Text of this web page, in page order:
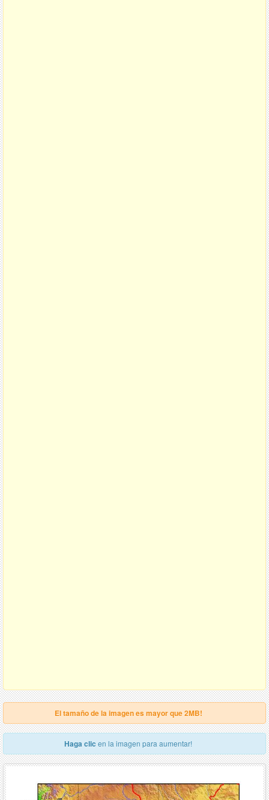
El tamaño de la imagen es mayor que 2MB!
Haga clic en la imagen para aumentar!